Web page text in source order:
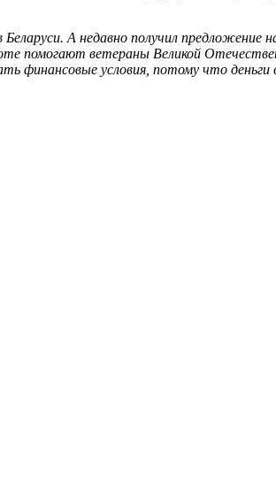
А недавно получил предложение
помогают ветераны Великой
финансовые условия, потому что деньги